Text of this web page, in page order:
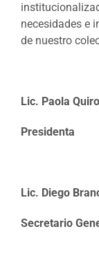
necesidades e
de nuestro
Lic. Paola
Presidenta
Lic. Diego
Secretario